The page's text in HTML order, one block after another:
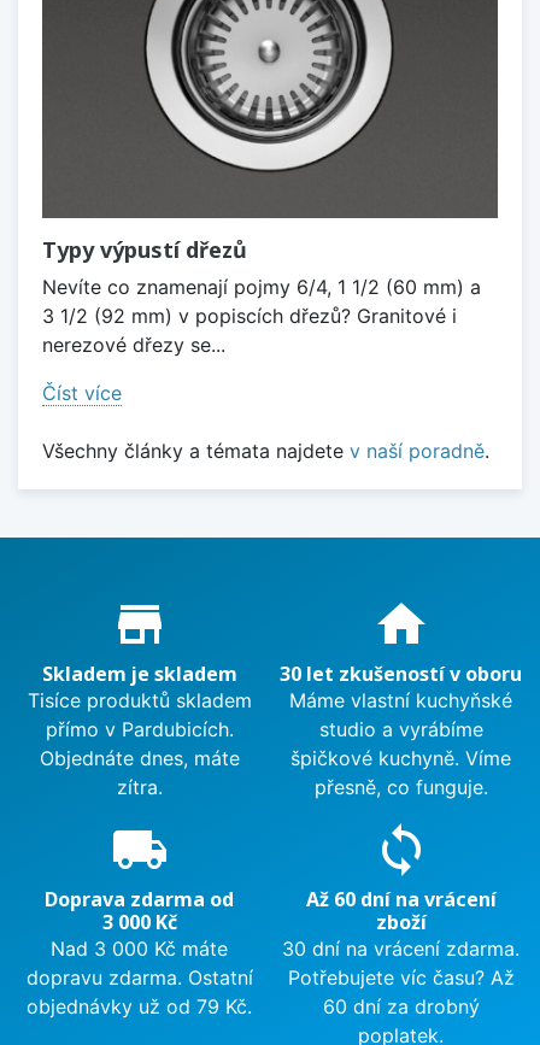
Typy výpustí dřezů
Nevíte co znamenají pojmy 6/4, 1 1/2 (60 mm) a
3 1/2 (92 mm) v popiscích dřezů? Granitové i
nerezové dřezy se...
Číst více
Všechny články a témata najdete v naší poradně.
Proč nakupovat u nás?
store_mall_directory
Skladem je skladem
Tisíce produktů skladem
přímo v Pardubicích.
Objednáte dnes, máte
zítra.
home
30 let zkušeností v oboru
Máme vlastní kuchyňské
studio a vyrábíme
špičkové kuchyně. Víme
přesně, co funguje.
local_shipping
Doprava zdarma od
3 000 Kč
Nad 3 000 Kč máte
dopravu zdarma. Ostatní
objednávky už od 79 Kč.
sync
Až 60 dní na vrácení
zboží
30 dní na vrácení zdarma.
Potřebujete víc času? Až
60 dní za drobný
poplatek.